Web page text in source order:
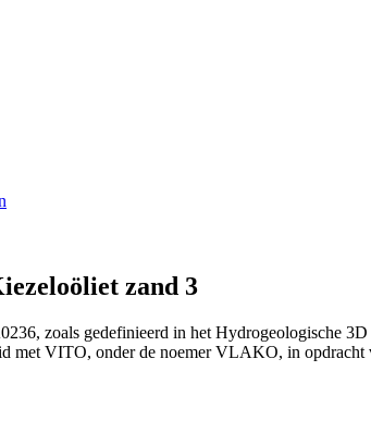
zand 3
zoals gedefinieerd in het Hydrogeologische
met VITO, onder de noemer VLAKO, in opdracht